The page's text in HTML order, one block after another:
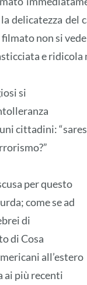
delicatezza del
non si vede
e ridicola
si
cittadini:
per questo
come se ad
di
di Cosa
all’estero
ai più recenti